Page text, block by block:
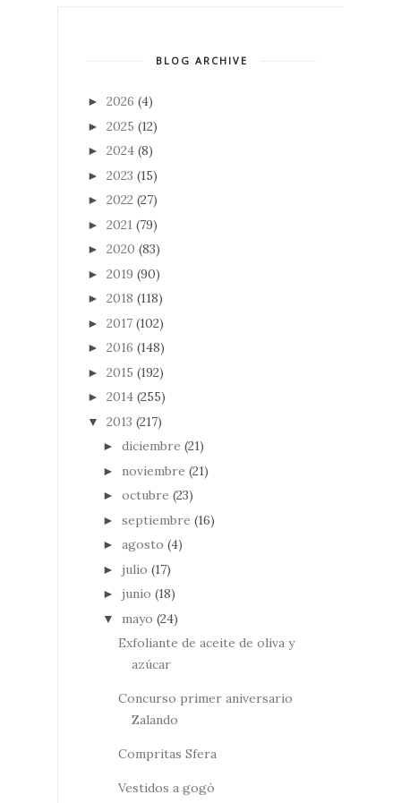
BLOG ARCHIVE
► 2026 (4)
► 2025 (12)
► 2024 (8)
► 2023 (15)
► 2022 (27)
► 2021 (79)
► 2020 (83)
► 2019 (90)
► 2018 (118)
► 2017 (102)
► 2016 (148)
► 2015 (192)
► 2014 (255)
▼ 2013 (217)
► diciembre (21)
► noviembre (21)
► octubre (23)
► septiembre (16)
► agosto (4)
► julio (17)
► junio (18)
▼ mayo (24)
Exfoliante de aceite de oliva y
azúcar
Concurso primer aniversario
Zalando
Compritas Sfera
Vestidos a gogó